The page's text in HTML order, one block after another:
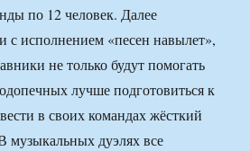
по 12 человек. Далее
с исполнением «песен навылет»,
не только будут помогать
лучше подготовиться к
в своих командах жёсткий
музыкальных дуэлях все